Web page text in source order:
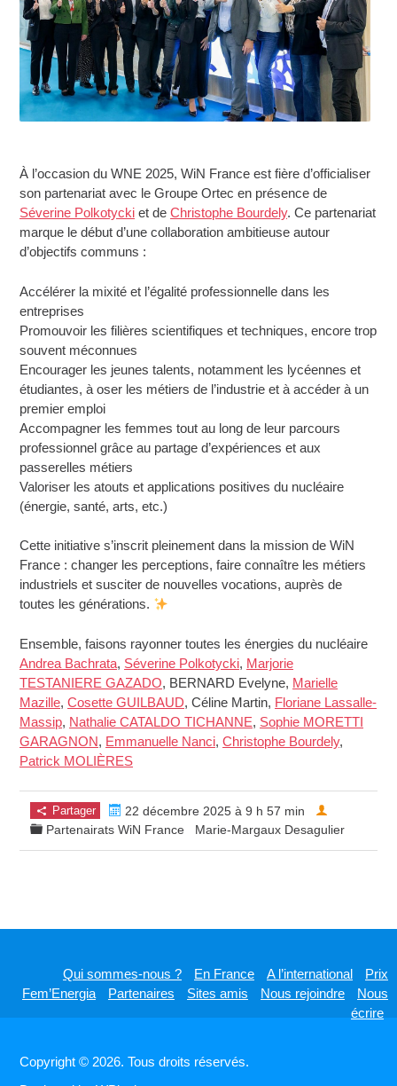
À l’occasion du WNE 2025, WiN France est fière d’officialiser
son partenariat avec le Groupe Ortec en présence de
Séverine Polkotycki et deChristophe Bourdely. Ce partenariat
marque le début d’une collaboration ambitieuse autour
d’objectifs communs :
Accélérer la mixité et l’égalité professionnelle dans les
entreprises
Promouvoir les filières scientifiques et techniques, encore trop
souvent méconnues
Encourager les jeunes talents, notamment les lycéennes et
étudiantes, à oser les métiers de l’industrie et à accéder à un
premier emploi
Accompagner les femmes tout au long de leur parcours
professionnel grâce au partage d’expériences et aux
passerelles métiers
Valoriser les atouts et applications positives du nucléaire
(énergie, santé, arts, etc.)
Cette initiative s’inscrit pleinement dans la mission de WiN
France : changer les perceptions, faire connaître les métiers
industriels et susciter de nouvelles vocations, auprès de
toutes les générations.
Ensemble, faisons rayonner toutes les énergies du nucléaire
Andrea Bachrata, Séverine Polkotycki, Marjorie
TESTANIERE GAZADO, BERNARD Evelyne, Marielle
Mazille,Cosette GUILBAUD, Céline Martin, Floriane Lassalle-
Massip, Nathalie CATALDO TICHANNE, Sophie MORETTI
GARAGNON, Emmanuelle Nanci,Christophe Bourdely,
Patrick MOLIÈRES
Partager
22 décembre 2025 à 9 h 57 min
Partenairats WiN France
Marie-Margaux Desagulier
Qui sommes-nous ? En France A l’international
Prix
Fem’Energia
Partenaires Sites amis Nous rejoindre
Nous
écrire
Copyright © 2026. Tous droits réservés.